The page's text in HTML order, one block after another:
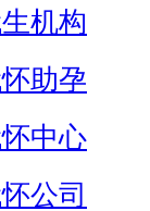
机构
助孕
中心
公司